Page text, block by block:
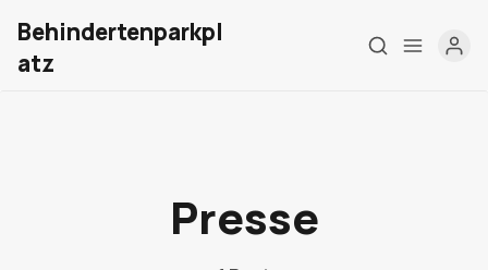
Meine Firma
Behindertenparkpl
atz
Presse